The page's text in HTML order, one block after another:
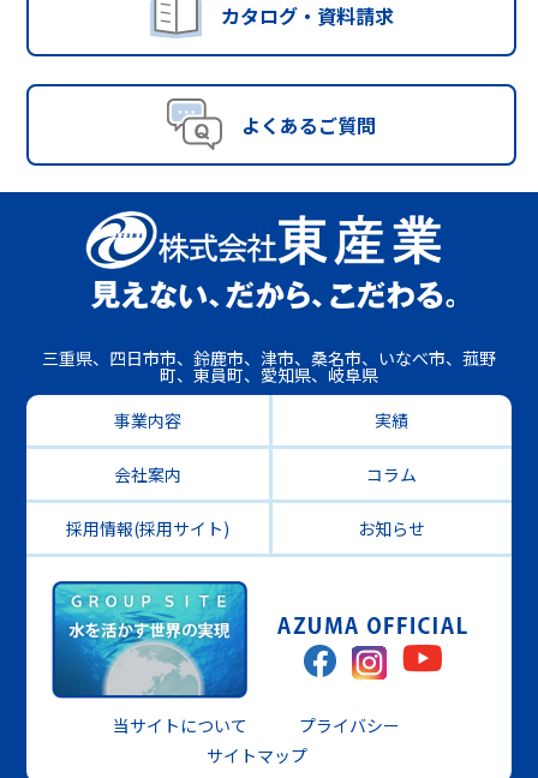
カタログ・資料請求
よくあるご質問
三重県、四日市市、鈴鹿市、津市、桑名市、いなべ市、菰野
町、東員町、愛知県、岐阜県
事業内容
実績
会社案内 コラム
採用情報(採用サイト) お知らせ
当サイトについて
プライバシー
サイトマップ